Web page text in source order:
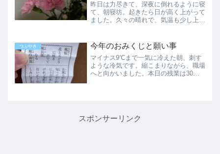
昨日は力尽きて、深夜に倒れるように寝
て、朝寝坊。起きたら日が高く上がって
ました。久々の晴れで、気温も少し上
けても新しく歯が生える研究最近、初期
虫歯が気にしている件は先日...
つぶやき 今年のおみくじと願い事
マイナス9℃まで一気に冷えた朝、刺す
ような冷気です。縮こまりながら、職場
へと向かいました。本日の残業は30分
スポンサーリンク